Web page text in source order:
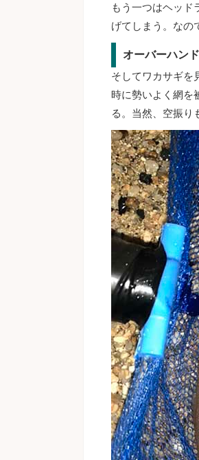
もう一つはヘッド
げてしまう。なの
オーバーハン
そしてワカサギを
時に勢いよく網を
る。当然、空振り